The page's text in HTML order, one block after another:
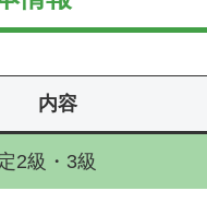
内容
2級・3級